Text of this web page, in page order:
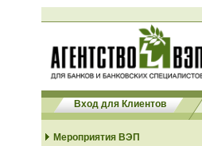
Вход для Клиентов
Мероприятия ВЭП